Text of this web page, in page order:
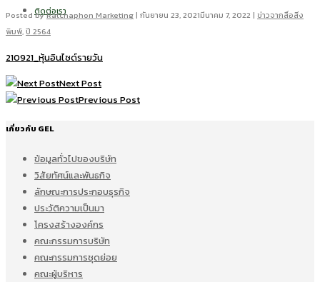
ติดต่อเรา
Posted byRatchaphon Marketing| กันยายน 23, 2021มีนาคม 7, 2022 | ข่าวจากสื่อสิ่ง
พิมพ์,ปี 2564
210921_หุ้นอินไซด์รายวัน
Next Post
Previous Post
เกี่ยวกับ GEL
ข้อมูลทั่วไปของบริษัท
วิสัยทัศน์และพันธกิจ
ลักษณะการประกอบธุรกิจ
ประวัติความเป็นมา
โครงสร้างองค์กร
คณะกรรมการบริษัท
คณะกรรมการชุดย่อย
คณะผู้บริหาร